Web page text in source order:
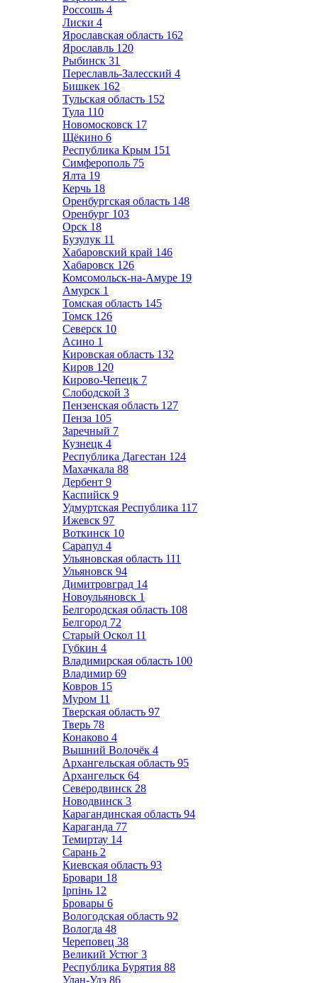
Россошь 4
Лиски 4
Ярославская область 162
Ярославль 120
Рыбинск 31
Переславль-Залесский 4
Бишкек 162
Тульская область 152
Тула 110
Новомосковск 17
Щёкино 6
Республика Крым 151
Симферополь 75
Ялта 19
Керчь 18
Оренбургская область 148
Оренбург 103
Орск 18
Бузулук 11
Хабаровский край 146
Хабаровск 126
Комсомольск-на-Амуре 19
Амурск 1
Томская область 145
Томск 126
Северск 10
Асино 1
Кировская область 132
Киров 120
Кирово-Чепецк 7
Слободской 3
Пензенская область 127
Пенза 105
Заречный 7
Кузнецк 4
Республика Дагестан 124
Махачкала 88
Дербент 9
Каспийск 9
Удмуртская Республика 117
Ижевск 97
Воткинск 10
Сарапул 4
Ульяновская область 111
Ульяновск 94
Димитровград 14
Новоульяновск 1
Белгородская область 108
Белгород 72
Старый Оскол 11
Губкин 4
Владимирская область 100
Владимир 69
Ковров 15
Муром 11
Тверская область 97
Тверь 78
Конаково 4
Вышний Волочёк 4
Архангельская область 95
Архангельск 64
Северодвинск 28
Новодвинск 3
Карагандинская область 94
Караганда 77
Темиртау 14
Сарань 2
Киевская область 93
Бровари 18
Ірпінь 12
Бровары 6
Вологодская область 92
Вологда 48
Череповец 38
Великий Устюг 3
Республика Бурятия 88
Улан-Удэ 86